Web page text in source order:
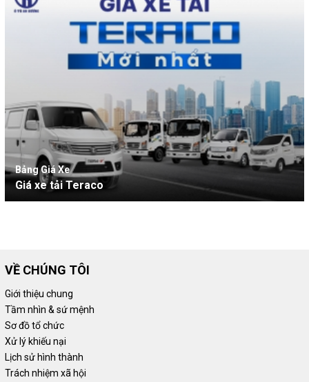
Bảng Giá Xe
Giá xe tải Teraco
VỀ CHÚNG TÔI
Giới thiệu chung
Tầm nhìn & sứ mệnh
Sơ đồ tổ chức
Xử lý khiếu nại
Lịch sử hình thành
Trách nhiệm xã hội